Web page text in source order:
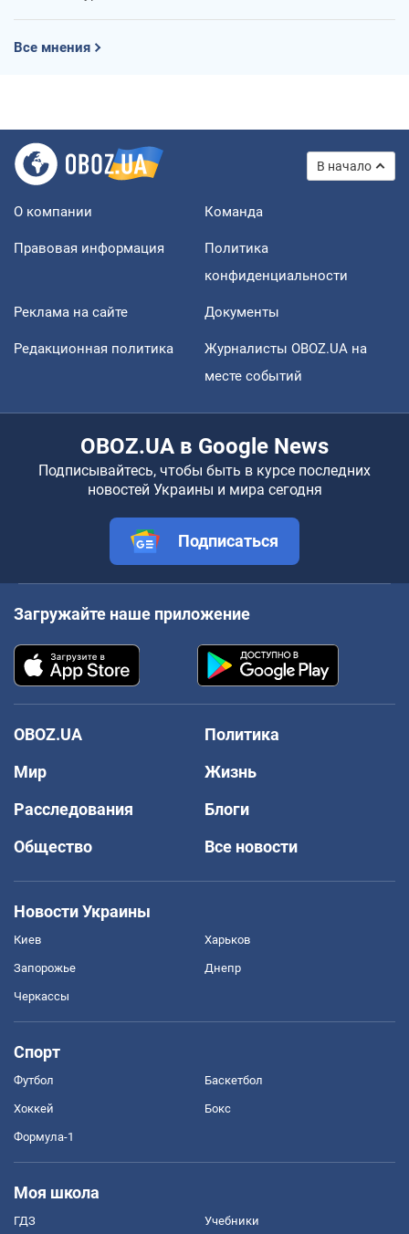
Все мнения
В начало
О компании Команда
Правовая информация
Политика
конфиденциальности
Реклама на сайте Документы
Редакционная политика
Журналисты OBOZ.UA на
месте событий
OBOZ.UA в Google News
Подписывайтесь, чтобы быть в курсе последних
новостей Украины и мира сегодня
Подписаться
Загружайте наше приложение
OBOZ.UA
Политика
Мир
Жизнь
Расследования
Блоги
Общество
Все новости
Новости Украины
Киев Харьков
Запорожье Днепр
Черкассы
Спорт
Футбол Баскетбол
Хоккей Бокс
Формула-1
Моя школа
ГДЗ Учебники